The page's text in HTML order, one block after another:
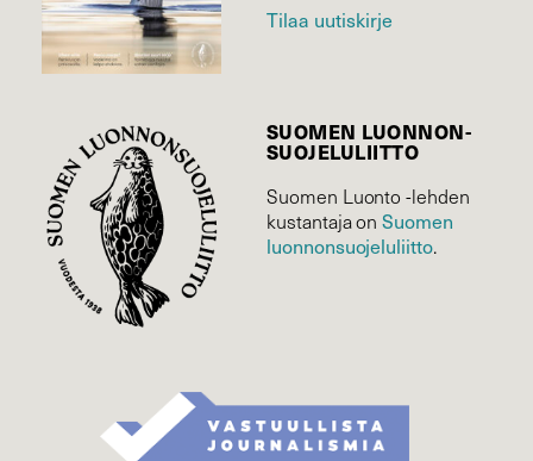
Tilaa uutiskirje
SUOMEN LUONNON­
SUOJELU­LIITTO
Suomen Luonto -lehden
kustantaja onSuomen
luonnonsuojelu­liitto.